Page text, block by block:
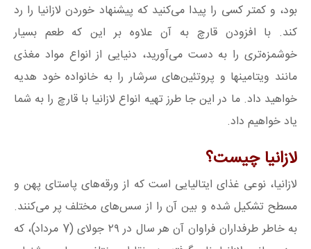
بود، و کمتر کسی را پیدا می‌کنید که پیشنهاد خوردن لازانیا را رد
کند. با افزودن قارچ به آن علاوه بر این که طعم بسیار
خوشمزه‌تری را به دست می‌آورید، دنیایی از انواع مواد مغذی
مانند ویتامینها و پروتئین‌های سرشار را به خانواده خود هدیه
خواهید داد. ما در این جا طرز تهیه انواع لازانیا با قارچ را به شما
یاد خواهیم داد.
لازانیا چیست؟
لازانیا، نوعی غذای ایتالیایی است که از ورقه‌های پاستای پهن و
مسطح تشکیل شده و بین آن را از سس‌های مختلف پر می‌کنند.
به خاطر طرفداران فراوان آن هر سال در ۲۹ جولای (7 مرداد)، که